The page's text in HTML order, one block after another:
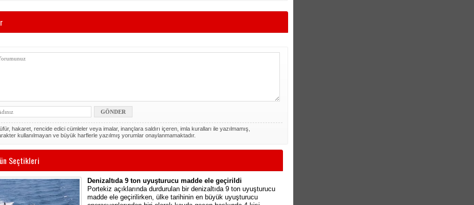
hakaret, rencide edici cümleler veya imalar, inançlara saldırı içeren, imla kuralları ile yazılmamış,
kullanılmayan ve büyük harflerle yazılmış yorumlar onaylanmamaktadır.
Seçtikleri
Denizaltıda 9 ton uyuşturucu madde ele geçirildi
Portekiz açıklarında durdurulan bir denizaltıda 9 ton uyuşturucu
madde ele geçirilirken, ülke tarihinin en büyük uyuşturucu